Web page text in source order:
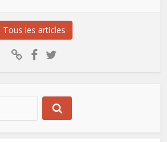
Tous les articles